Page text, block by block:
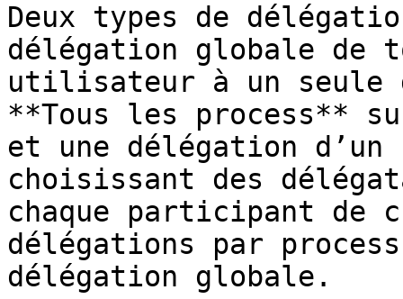
Deux types de
délégation globale de
utilisateur à un seule
**Tous les process**
et une délégation
choisissant des
chaque participant de
délégations par
délégation globale.